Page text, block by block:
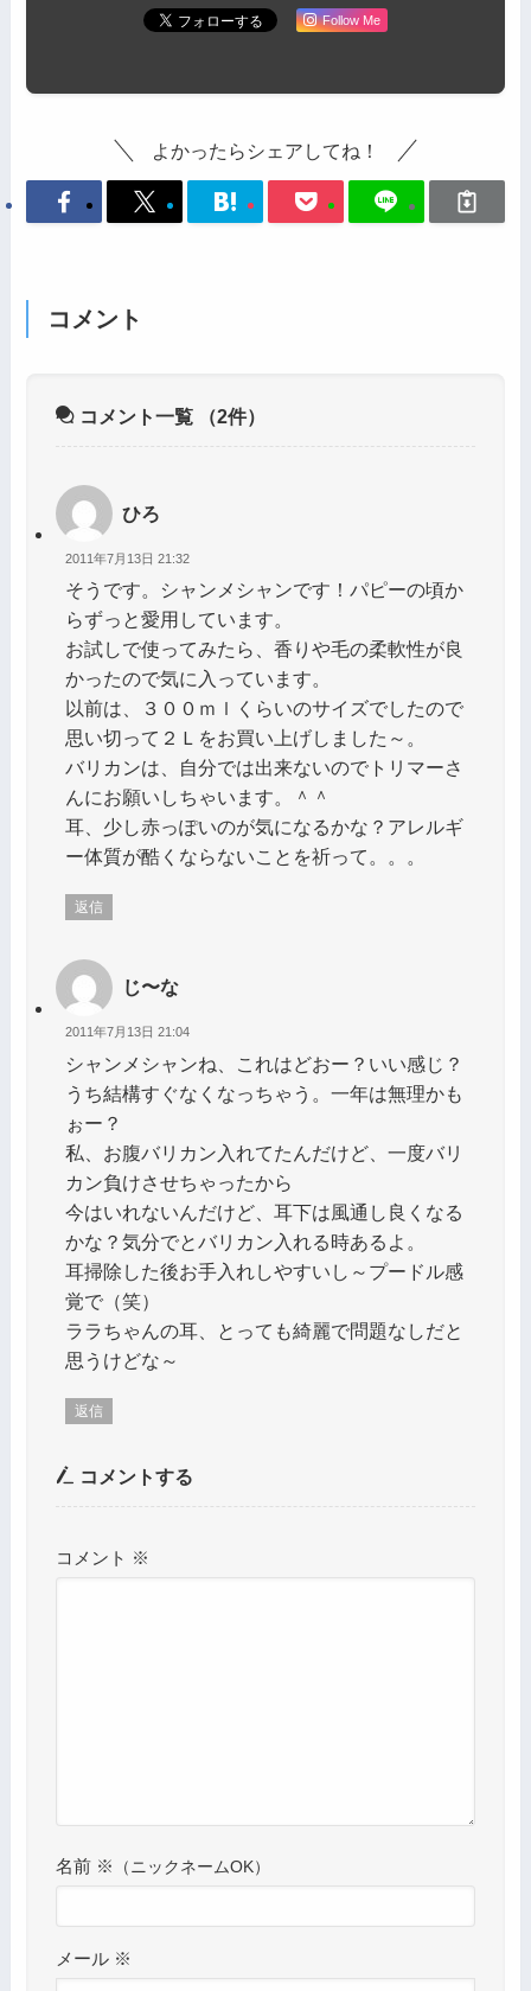
Follow Me
よかったらシェアしてね！
コメント
コメント一覧 （2件）
ひろ
2011年7月13日 21:32
そうです。シャンメシャンです！パピーの頃か
らずっと愛用しています。
お試しで使ってみたら、香りや毛の柔軟性が良
かったので気に入っています。
以前は、３００ｍｌくらいのサイズでしたので
思い切って２Ｌをお買い上げしました～。
バリカンは、自分では出来ないのでトリマーさ
んにお願いしちゃいます。＾＾
耳、少し赤っぽいのが気になるかな？アレルギ
ー体質が酷くならないことを祈って。。。
返信
じ〜な
2011年7月13日 21:04
シャンメシャンね、これはどおー？いい感じ？
うち結構すぐなくなっちゃう。一年は無理かも
ぉー？
私、お腹バリカン入れてたんだけど、一度バリ
カン負けさせちゃったから
今はいれないんだけど、耳下は風通し良くなる
かな？気分でとバリカン入れる時あるよ。
耳掃除した後お手入れしやすいし～プードル感
覚で（笑）
ララちゃんの耳、とっても綺麗で問題なしだと
思うけどな～
返信
コメントする
コメント ※
名前 ※
メール ※